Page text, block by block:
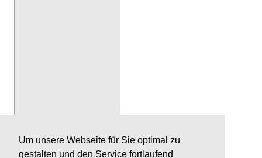
Um unsere Webseite für Sie optimal zu
gestalten und den Service fortlaufend